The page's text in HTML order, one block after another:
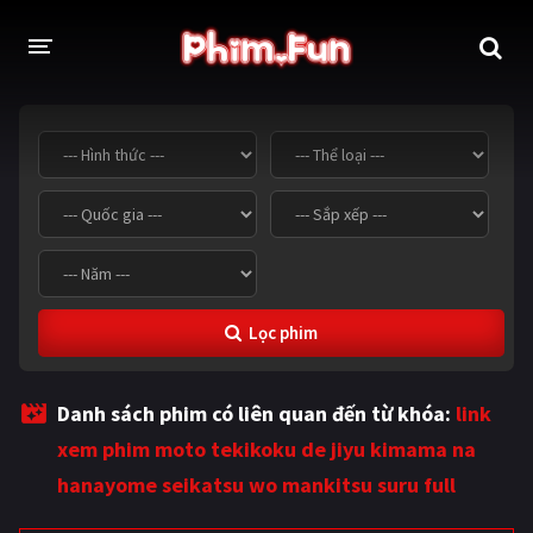
THỂ LOẠI
Thần thoại - Cổ trang Hành động
Tâm lý Chiến tranh
Võ thuật - Kiếm hiệp
Tội phạm - Hình sự
Viễn tưởng Khoa học - Tài liệu
Hoạt hình Thể thao
Tình cảm - Lãng mạn Kỳ ảo
Lọc phim
Danh sách phim có liên quan đến từ khóa: link
xem phim moto tekikoku de jiyu kimama na
hanayome seikatsu wo mankitsu suru full